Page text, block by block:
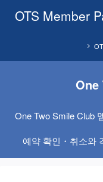
OTS Member
One
One Two Smile Club
예약 확인・취소와